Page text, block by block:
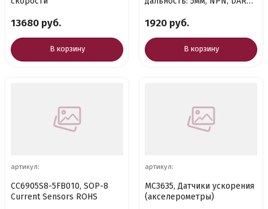
13680 руб.
В корзину
1920 руб.
В корзину
артикул:
CC6905S8-5FB010, SOP-8
Current Sensors ROHS
артикул:
MC3635, Датчики ускорения
(акселерометры)